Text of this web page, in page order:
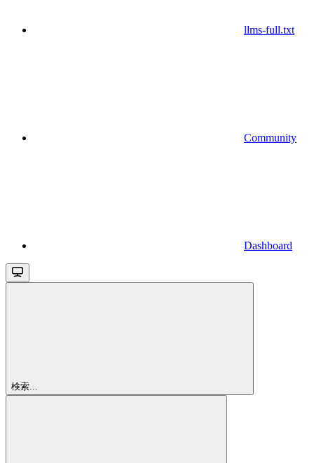
llms-full.txt
Community
Dashboard
検索...